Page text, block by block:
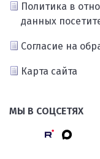
Политика в
данных
Согласие на
Карта сайта
МЫ В СОЦСЕТЯХ